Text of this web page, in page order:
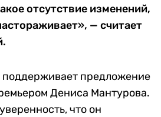
отсутствие изменений,
— считает
предложение
Дениса Мантурова.
что он